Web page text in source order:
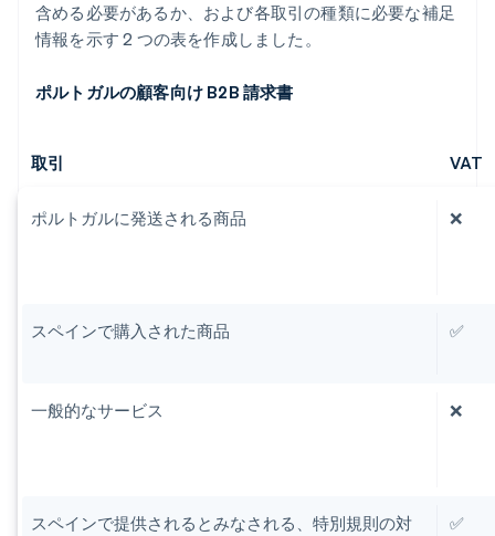
含める必要があるか、および各取引の種類に必要な補足
情報を示す 2 つの表を作成しました。
ポルトガルの顧客向け B2B 請求書
取引 VAT
ポルトガルに発送される商品 ❌
スペインで購入された商品 ✅
一般的なサービス ❌
スペインで提供されるとみなされる、特別規則の対
✅